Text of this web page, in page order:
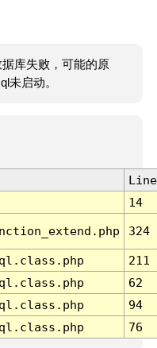
库失败，可能的原
未启动。
Line
14
324
211
62
94
76